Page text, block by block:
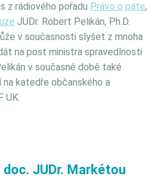
z rádiového pořadu Právo o páte,
JUDr. Robert Pelikán, Ph.D.
v současnosti slyšet z mnoha
na post ministra spravedlnosti
v současné době také
katedře občanského a
UK.
JUDr. Markétou